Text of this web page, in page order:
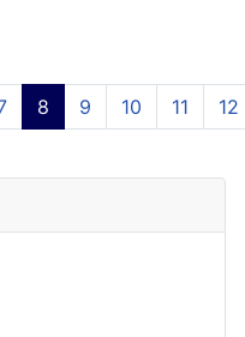
8 9 10 11 12